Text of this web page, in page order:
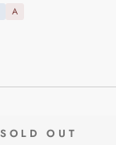
A
SOLD OUT